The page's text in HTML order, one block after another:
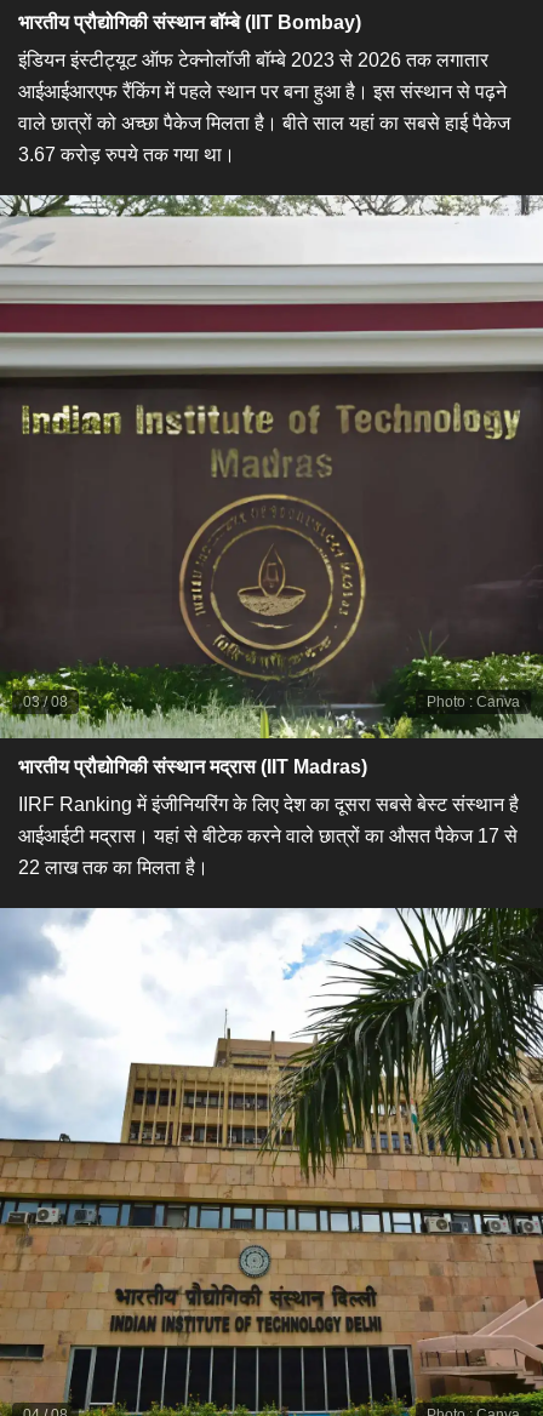
भारतीय प्रौद्योगिकी संस्थान बॉम्बे (IIT Bombay)
​इंडियन इंस्टीट्यूट ऑफ टेक्नोलॉजी बॉम्बे 2023 से 2026 तक लगातार
आईआईआरएफ रैंकिंग में पहले स्थान पर बना हुआ है। इस संस्थान से पढ़ने
वाले छात्रों को अच्छा पैकेज मिलता है। बीते साल यहां का सबसे हाई पैकेज
3.67 करोड़ रुपये तक गया था।​
Photo: Canva
03/08
भारतीय प्रौद्योगिकी संस्थान मद्रास (IIT Madras)​
​IIRF Ranking में इंजीनियरिंग के लिए देश का दूसरा सबसे बेस्ट संस्थान है
आईआईटी मद्रास। यहां से बीटेक करने वाले छात्रों का औसत पैकेज 17 से
22 लाख तक का मिलता है।​